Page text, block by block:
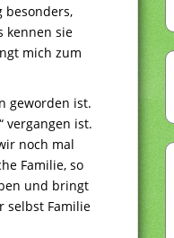
besonders,
kennen sie
mich zum
geworden ist.
vergangen ist.
noch mal
Familie, so
und bringt
selbst Familie